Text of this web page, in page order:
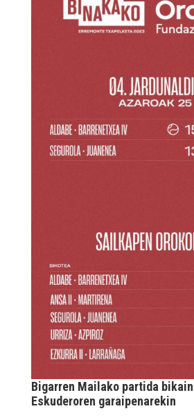
Bigarren Mailako partida
Eskuderoren garaipenarekin